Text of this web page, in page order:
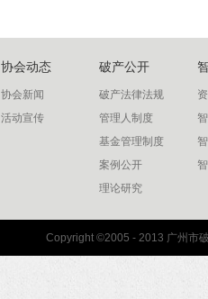
协会动态
协会新闻
活动宣传
破产公开
破产法律法规
管理人制度
基金管理制度
案例公开
理论研究
Copyright ©2005 - 2013 广州市